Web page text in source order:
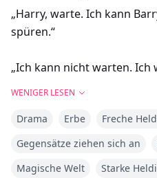
„Harry, warte. Ich kann
spüren.“
„Ich kann nicht warten. Ich
„Ich will den Körper
fertig ist, werde ich dich
WENIGER LESEN
Drama Erbe
Freche
Gegensätze ziehen sich an
Magische Welt
Starke